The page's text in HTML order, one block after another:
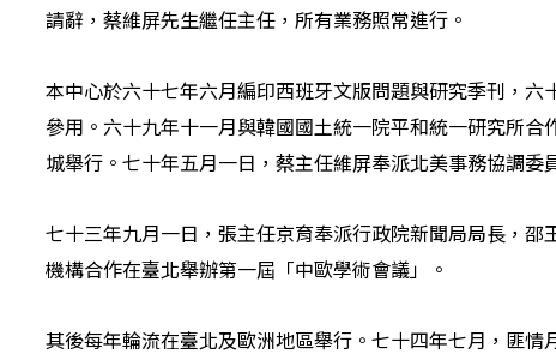
請辭，蔡維屏先生繼任主任，所有業務照常進行。
本中心於六十七年六月編印西班牙文版問題與研究季刊，
參用。六十九年十一月與韓國國土統一院平和統一研究所
城舉行。七十年五月一日，蔡主任維屏奉派北美事務協調
七十三年九月一日，張主任京育奉派行政院新聞局局長，
機構合作在臺北舉辦第一屆「中歐學術會議」。
其後每年輪流在臺北及歐洲地區舉行。七十四年七月，匪